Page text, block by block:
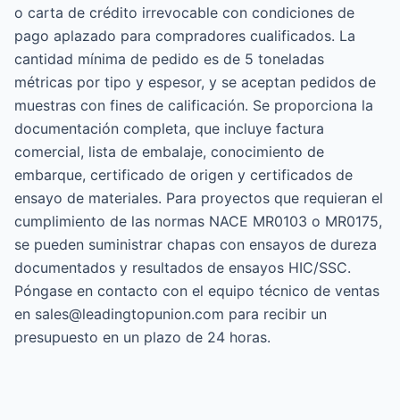
o carta de crédito irrevocable con condiciones de
pago aplazado para compradores cualificados. La
cantidad mínima de pedido es de 5 toneladas
métricas por tipo y espesor, y se aceptan pedidos de
muestras con fines de calificación. Se proporciona la
documentación completa, que incluye factura
comercial, lista de embalaje, conocimiento de
embarque, certificado de origen y certificados de
ensayo de materiales. Para proyectos que requieran el
cumplimiento de las normas NACE MR0103 o MR0175,
se pueden suministrar chapas con ensayos de dureza
documentados y resultados de ensayos HIC/SSC.
Póngase en contacto con el equipo técnico de ventas
en sales@leadingtopunion.com para recibir un
presupuesto en un plazo de 24 horas.